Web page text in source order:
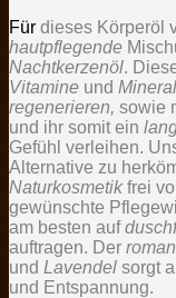
Für dieses Körperöl
hautpflegende
Nachtkerzenöl.
Vitamine und
regenerieren, sowie
und ihr somit ein
Gefühl verleihen.
Alternative zu
Naturkosmetikfrei
gewünschte
am besten auf
auftragen. Der
und Lavendel sorgt
und Entspannung.